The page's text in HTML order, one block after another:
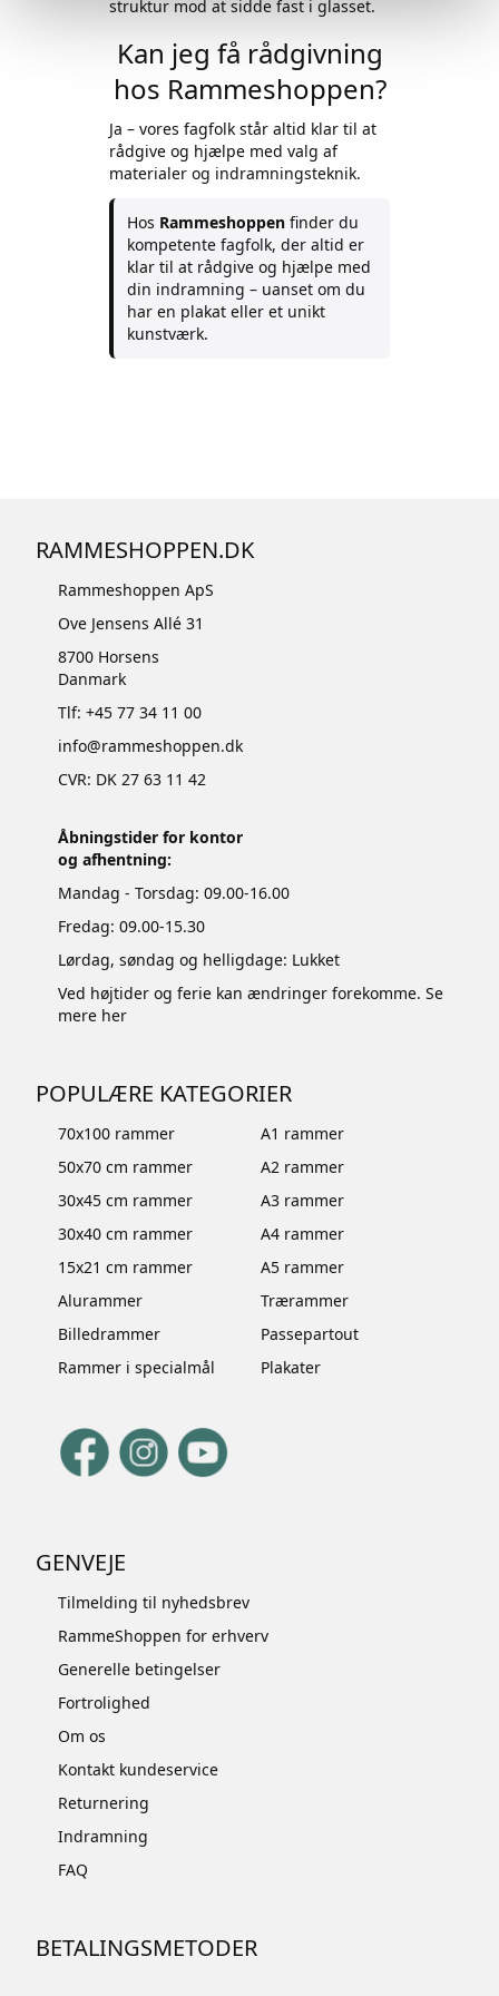
struktur mod at sidde fast i glasset.
Kan jeg få rådgivning
hos Rammeshoppen?
Ja – vores fagfolk står altid klar til at
rådgive og hjælpe med valg af
materialer og indramningsteknik.
Hos Rammeshoppen finder du
kompetente fagfolk, der altid er
klar til at rådgive og hjælpe med
din indramning – uanset om du
har en plakat eller et unikt
kunstværk.
RAMMESHOPPEN.DK
Rammeshoppen ApS
Ove Jensens Allé 31
8700 Horsens
Danmark
Tlf: +45 77 34 11 00
info@rammeshoppen.dk
CVR: DK 27 63 11 42
Åbningstider for kontor
og afhentning:
Mandag - Torsdag: 09.00-16.00
Fredag: 09.00-15.30
Lørdag, søndag og helligdage: Lukket
Ved højtider og ferie kan ændringer forekomme. Se
mere her
POPULÆRE KATEGORIER
70x100 rammer
A1 rammer
50x70 cm rammer
A2 rammer
30x45 cm rammer
A3 rammer
30x40 cm rammer
A4 rammer
15x21 cm rammer
A5 rammer
Alurammer
Trærammer
Billedrammer
Passepartout
Rammer i specialmål
Plakater
GENVEJE
Tilmelding til nyhedsbrev
RammeShoppen for erhverv
Generelle betingelser
Fortrolighed
Om os
Kontakt kundeservice
Returnering
Indramning
FAQ
BETALINGSMETODER